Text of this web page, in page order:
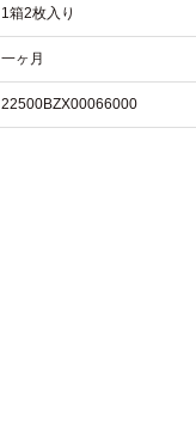
1箱2枚入り
一ヶ月
22500BZX00066000